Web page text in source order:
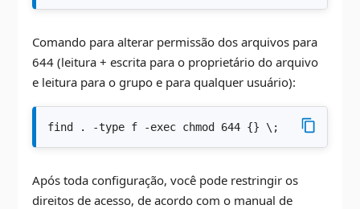
Comando para alterar permissão dos arquivos para
644 (leitura + escrita para o proprietário do arquivo
e leitura para o grupo e para qualquer usuário):
find . -type f -exec chmod 644 {} \;
Após toda configuração, você pode restringir os
direitos de acesso, de acordo com o manual de